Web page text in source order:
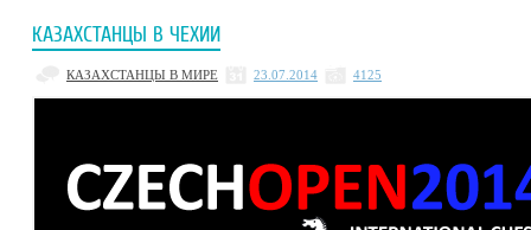
КАЗАХСТАНЦЫ В ЧЕХИИ
КАЗАХСТАНЦЫ В МИРЕ 23.07.2014 4125